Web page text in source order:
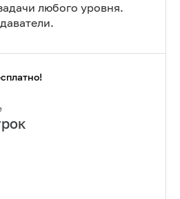
любого уровня.